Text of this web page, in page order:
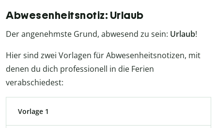
Abwesenheitsnotiz: Urlaub
Der angenehmste Grund, abwesend zu sein: Urlaub!
Hier sind zwei Vorlagen für Abwesenheitsnotizen, mit
denen du dich professionell in die Ferien
verabschiedest:
Vorlage 1